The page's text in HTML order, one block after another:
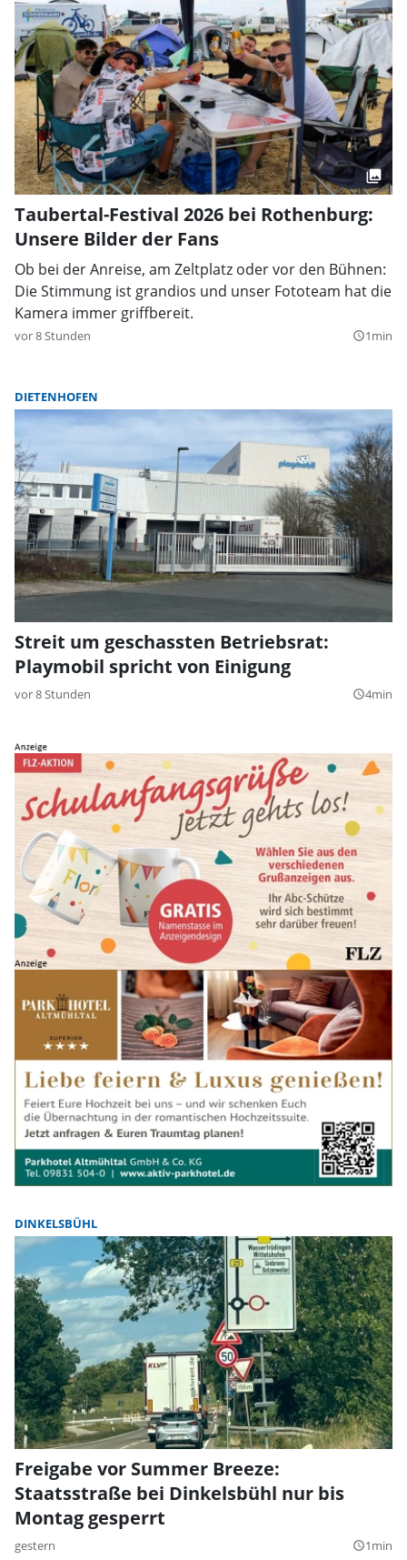
Taubertal-Festival 2026 bei Rothenburg:
Unsere Bilder der Fans
Ob bei der Anreise, am Zeltplatz oder vor den Bühnen:
Die Stimmung ist grandios und unser Fototeam hat die
Kamera immer griffbereit.
vor 8 Stunden query_builder1min
DIETENHOFEN
Streit um geschassten Betriebsrat:
Playmobil spricht von Einigung
vor 8 Stunden query_builder4min
DINKELSBÜHL
Freigabe vor Summer Breeze:
Staatsstraße bei Dinkelsbühl nur bis
Montag gesperrt
gestern query_builder1min